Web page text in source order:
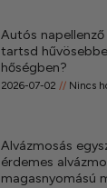
Autós
tartsd
hőségben?
2026-07-02 Nincs
Alvázmosás
érdemes
magasnyomású